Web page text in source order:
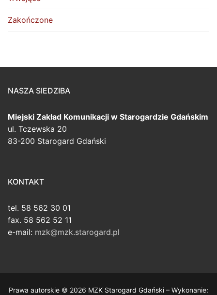
Zakończone
NASZA SIEDZIBA
Miejski Zakład Komunikacji w Starogardzie Gdańskim
ul. Tczewska 20
83-200 Starogard Gdański
KONTAKT
tel. 58 562 30 01
fax. 58 562 52 11
e-mail: mzk@mzk.starogard.pl
Prawa autorskie © 2026 MZK Starogard Gdański – Wykonanie: